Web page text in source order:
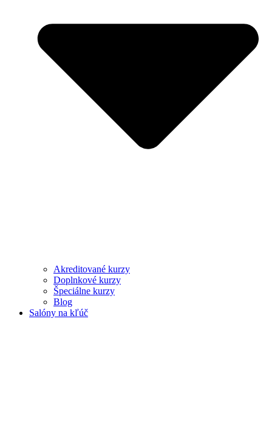
Akreditované kurzy
Doplnkové kurzy
Špeciálne kurzy
Blog
Salóny na kľúč